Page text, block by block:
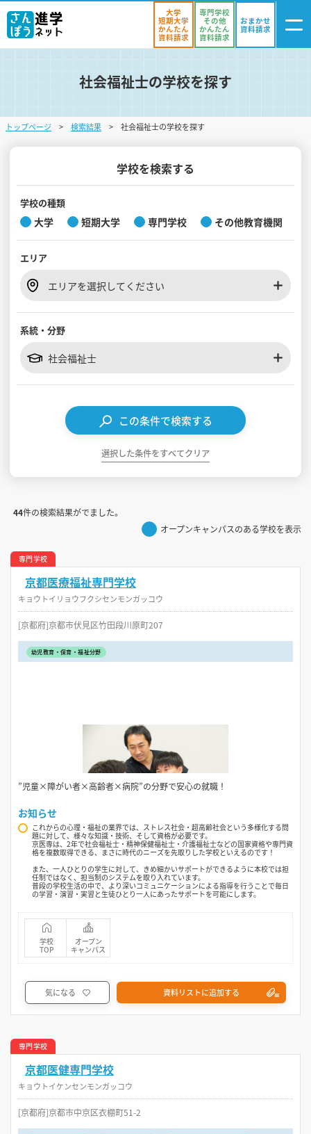
ログイン
・登録
気になる
学校を探す
オープンキャンパスを探す
入試・受験入門
見学会WEB手引書
大学
短期大学
かんたん
資料請求
専門学校
その他
かんたん
資料請求
おまかせ
資料請求
社会福祉士の学校を探す
トップページ 検索結果 社会福祉士の学校を探す
学校を検索する
学校の種類
大学 短期大学 専門学校 その他教育機関
エリア
エリアを選択してください
系統・分野
社会福祉士
この条件で検索する
選択した条件をすべてクリア
44件の検索結果がでました。
オープンキャンパスのある学校を表示
専門学校
京都医療福祉専門学校
キョウトイリョウフクシセンモンガッコウ
[京都府]京都市伏見区竹田段川原町207
幼児教育・保育・福祉分野
”児童×障がい者×高齢者×病院”の分野で安心の就職！
お知らせ
これからの心理・福祉の業界では、ストレス社会・超高齢社会という多様化する問
題に対して、様々な知識・技術、そして資格が必要です。
京医専は、2年で社会福祉士・精神保健福祉士・介護福祉士などの国家資格や専門資
格を複数取得できる、まさに時代のニーズを先取りした学校といえるのです！
また、一人ひとりの学生に対して、きめ細かいサポートができるように本校では担
任制ではなく、担当制のシステムを取り入れています。
普段の学校生活の中で、より深いコミュニケーションによる指導を行うことで毎日
の学習・演習・実習と生徒ひとり一人にあったサポートを可能にします。
学校
TOP
オープン
キャンパス
気になる 資料リストに追加する
専門学校
京都医健専門学校
キョウトイケンセンモンガッコウ
[京都府]京都市中京区衣棚町51-2